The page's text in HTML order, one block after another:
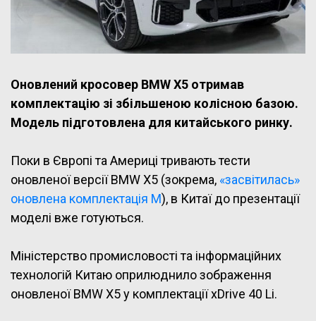
Оновлений кросовер BMW X5 отримав
комплектацію зі збільшеною колісною базою.
Модель підготовлена для китайського ринку.
Поки в Європі та Америці тривають тести
оновленої версії BMW X5 (зокрема, «засвітилась»
оновлена комплектація M), в Китаї до презентації
моделі вже готуються.
Міністерство промисловості та інформаційних
технологій Китаю оприлюднило зображення
оновленої BMW X5 у комплектації xDrive 40 Li.